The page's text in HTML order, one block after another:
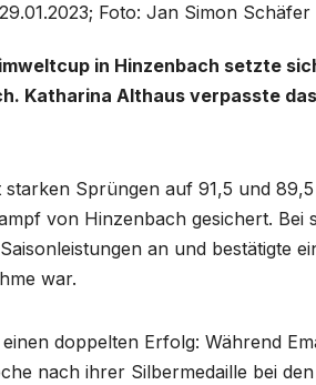
Foto: Jan Simon Schäfer
in Hinzenbach setzte
Katharina Althaus verpasste
Sprüngen auf 91,5 und
von Hinzenbach gesichert. Bei
an und bestätigte
war.
doppelten Erfolg: Während
nach ihrer Silbermedaille bei